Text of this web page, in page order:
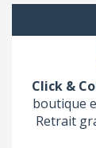
Click &
boutique
Retrait